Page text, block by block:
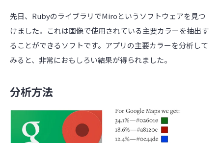
先日、RubyのライブラリでMiroというソフトウェアを見つ
けました。これは画像で使用されている主要カラーを抽出す
ることができるソフトです。アプリの主要カラーを分析して
みると、非常におもしろい結果が得られました。
分析方法